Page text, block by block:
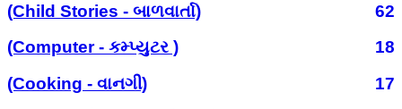
(Child Stories - બાળવાર્તા)
62
(Computer - કમ્પ્યુટર )
18
(Cooking - વાનગી)
17